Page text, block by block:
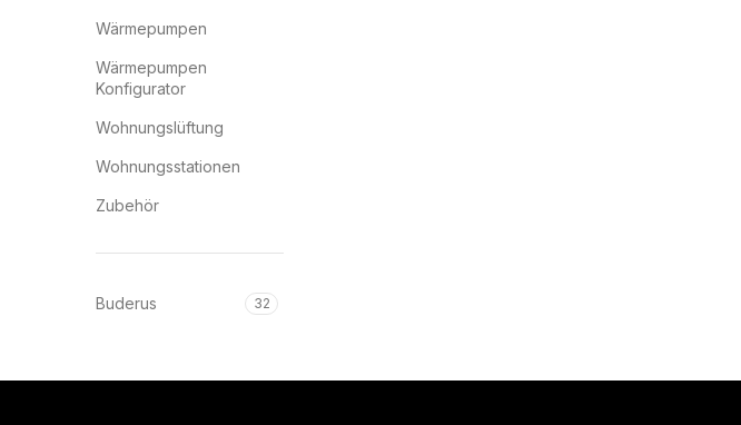
Wärmepumpen
Wärmepumpen
Konfigurator
Wohnungslüftung
Wohnungsstationen
Zubehör
Buderus 32